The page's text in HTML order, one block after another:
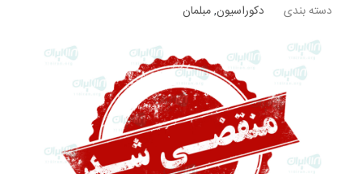
دسته بندی
دکوراسیون,مبلمان